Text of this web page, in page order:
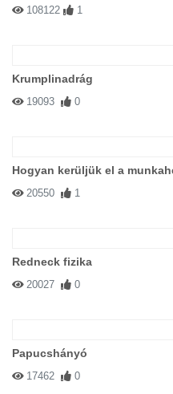
108122 1
Krumplinadrág
19093 0
Hogyan kerüljük el a
20550 1
Redneck fizika
20027 0
Papucshányó
17462 0